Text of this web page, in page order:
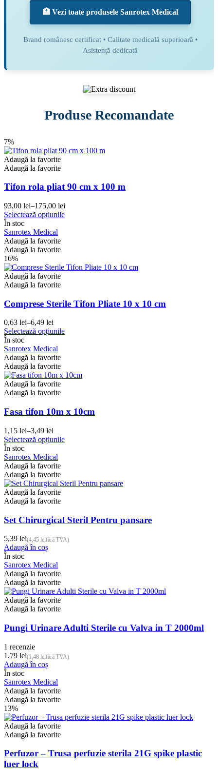
🏥 Vezi toate produsele Sanrotex Medical
Brand românesc certificat • Calitate medicală superioară •
Asistență dedicată
Produse Recomandate
7%
Adaugă la favorite
Adaugă la favorite
Tifon rola pliat 90 cm x 100 m
93,00 lei–175,00 lei
Interval
de
prețuri:
93,00 lei
până
la
175,00 lei
Selectează opțiunileAcest
Opțiunile
în
pagina
În stoc
Sanrotex Medical
Adaugă la favorite
Adaugă la favorite
16%
Adaugă la favorite
Adaugă la favorite
Comprese Sterile Tifon Pliate 10 x 10 cm
0,63 lei–6,49 lei
Interval
de
prețuri:
0,63 lei
până
la
6,49 lei
Selectează opțiunileAcest
variații.
alese
În stoc
Sanrotex Medical
Adaugă la favorite
Adaugă la favorite
Adaugă la favorite
Adaugă la favorite
Fasa tifon 10m x 10cm
1,15 lei–3,49 lei
Interval
de
prețuri:
1,15 lei
până
la
3,49 lei
Selectează opțiunileAcest
variații.
alese
în
pagina
produsului.
În stoc
Sanrotex Medical
Adaugă la favorite
Adaugă la favorite
Adaugă la favorite
Adaugă la favorite
Set Chirurgical Steril Pentru pansare
5,39 lei(4,45 leifără TVA)
Adaugă în coș
În stoc
Sanrotex Medical
Adaugă la favorite
Adaugă la favorite
Adaugă la favorite
Adaugă la favorite
Pungi Urinare Adulti Sterile cu Valva in T 2000ml
1 recenzie
1,79 lei(1,48 leifără TVA)
Adaugă în coș
În stoc
Sanrotex Medical
Adaugă la favorite
Adaugă la favorite
13%
Adaugă la favorite
Adaugă la favorite
Perfuzor – Trusa perfuzie sterila 21G spike plastic
luer lock